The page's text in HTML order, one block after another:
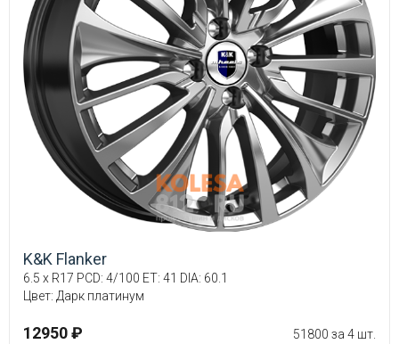
K&K Flanker
6.5 x R17 PCD: 4/100 ET: 41 DIA: 60.1
Цвет: Дарк платинум
12950 ₽ 51800 за 4 шт.